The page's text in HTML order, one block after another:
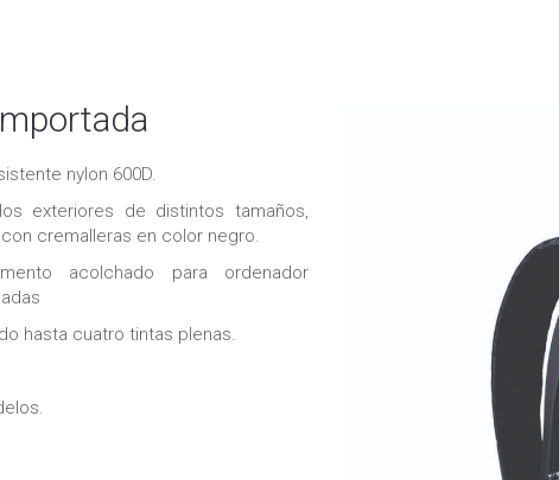
nylon 600D.
exteriores de distintos tamaños,
cremalleras en color negro.
acolchado para ordenador
hasta cuatro tintas plenas.